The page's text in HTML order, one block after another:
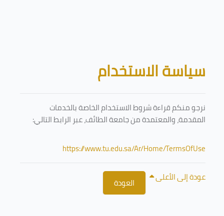
الكتل
سياسة الاستخدام
نرجو منكم قراءة شروط الاستخدام الخاصة بالخدمات
المقدمة، والمعتمدة من جامعة الطائف، عبر الرابط التالي:
https://www.tu.edu.sa/Ar/Home/TermsOfUse
العودة عودة إلى الأعلى